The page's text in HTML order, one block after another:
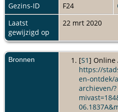
Gezins-ID
F24
Laatst
gewijzigd op
22 mrt 2020
Bronnen [S1] Online
https://
en-ontdek/
archieven/?